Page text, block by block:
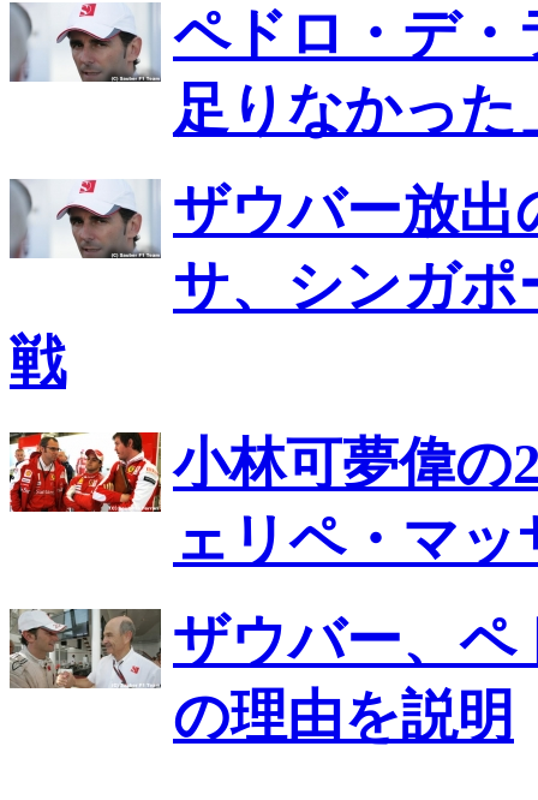
ペドロ・デ・
足りなかっ
ザウバー放出
サ、シンガポ
戦
小林可夢偉の
ェリペ・マッ
ザウバー、ペ
の理由を説明